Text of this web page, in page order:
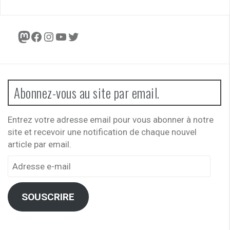
Mastodon
Facebook
Instagram
YouTube
Twitter
Abonnez-vous au site par email.
Entrez votre adresse email pour vous abonner à notre
site et recevoir une notification de chaque nouvel
article par email.
Adresse
mail
SOUSCRIRE